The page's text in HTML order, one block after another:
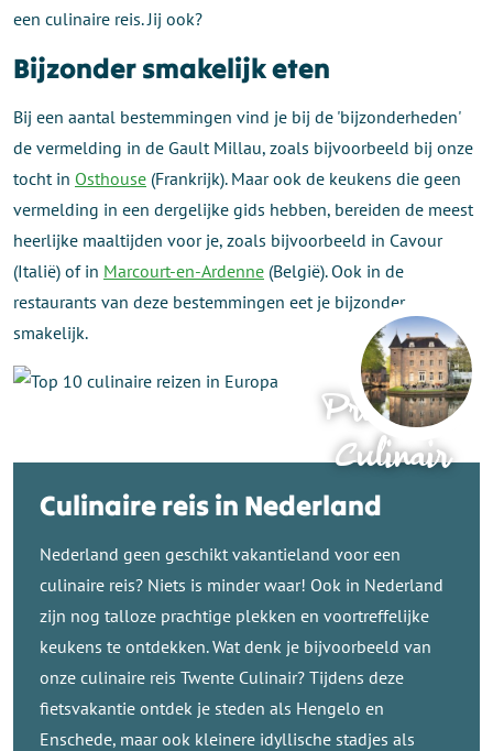
een culinaire reis. Jij ook?
Bijzonder smakelijk eten
Bij een aantal bestemmingen vind je bij de 'bijzonderheden'
de vermelding in de Gault Millau, zoals bijvoorbeeld bij onze
tocht in Osthouse (Frankrijk). Maar ook de keukens die geen
vermelding in een dergelijke gids hebben, bereiden de meest
heerlijke maaltijden voor je, zoals bijvoorbeeld in Cavour
(Italië) of in Marcourt-en-Ardenne (België). Ook in de
restaurants van deze bestemmingen eet je bijzonder
smakelijk.
Provence
Culinair
Culinaire reis in Nederland
Nederland geen geschikt vakantieland voor een
culinaire reis? Niets is minder waar! Ook in Nederland
zijn nog talloze prachtige plekken en voortreffelijke
keukens te ontdekken. Wat denk je bijvoorbeeld van
onze culinaire reis Twente Culinair? Tijdens deze
fietsvakantie ontdek je steden als Hengelo en
Enschede, maar ook kleinere idyllische stadjes als